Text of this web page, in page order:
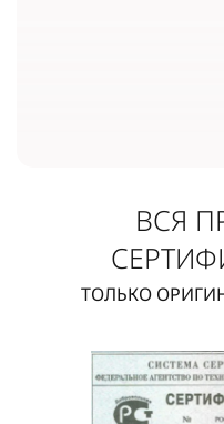
ВСЯ
ТОЛЬКО